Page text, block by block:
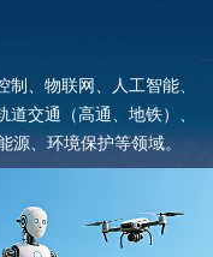
、物联网、人工智能、
交通（高通、地铁）、
源、环境保护等领域。